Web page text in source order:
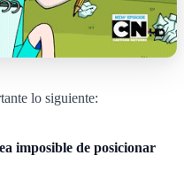
lo siguiente:
imposible de posicionar